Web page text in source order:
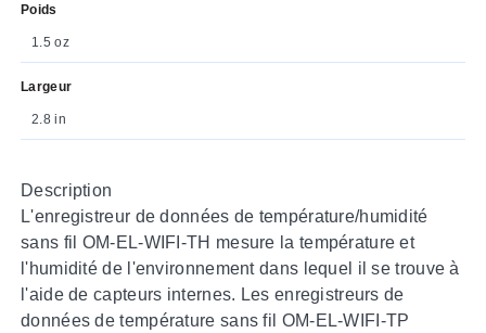
Poids
1.5 oz
Largeur
2.8 in
Description
L'enregistreur de données de température/humidité
sans fil OM-EL-WIFI-TH mesure la température et
l'humidité de l'environnement dans lequel il se trouve à
l'aide de capteurs internes. Les enregistreurs de
données de température sans fil OM-EL-WIFI-TP